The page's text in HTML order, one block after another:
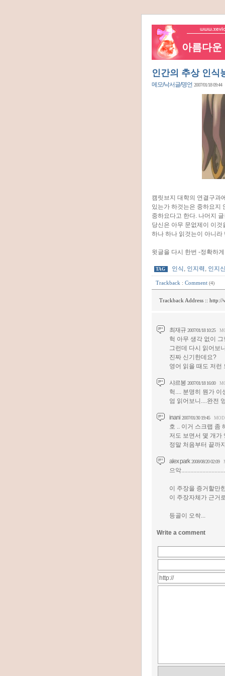
아름다
인간의 추상 인식
메모/낙서글/명언 2007/01/18 09:44
캠릿브지 대학의 연결구과
있는가 하것는은 중하요지
중하요다고 한다. 나머지
당신은 아무 문없제이 이
하나 하나 읽것는이 아니
윗글을 다시 한번 -정확하
TAG 인식 , 인지력 , 인지
Trackback : Comment (4)
Trackback Address :: http://
최재규 2007/01/18 10:25
헉 아무 생각 없이
그런데 다시 읽어보
진짜 신기한데요?
영어 읽을 때도 저런
샤르봉 2007/01/18 16:00
헉.... 분명히 뭔가 이
엄 읽어보니....완전
inani 2007/01/30 19:45
호 .. 이거 스크랩 좀
저도 보면서 몇 개가
정말 처음부터 끝까
alex park 2008/08/20 02:09
으악
이 주장을 증거할만
이 주장자체가 근거
등골이 오싹...
Write a comment